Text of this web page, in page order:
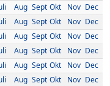
Aug Sept Okt Nov Dec
Aug Sept Okt Nov Dec
Aug Sept Okt Nov Dec
Aug Sept Okt Nov Dec
Aug Sept Okt Nov Dec
Aug Sept Okt Nov Dec